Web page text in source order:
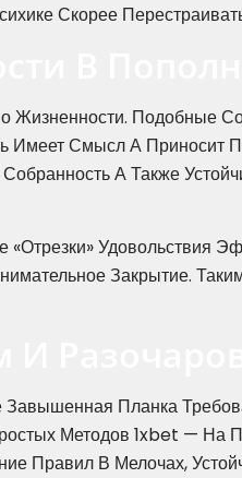
Скорее
Подобные
Имеет Смысл А Приносит
А Также
Удовольствия
Закрытие.
Планка
Методов 1xbet — На
Правил В Мелочах,